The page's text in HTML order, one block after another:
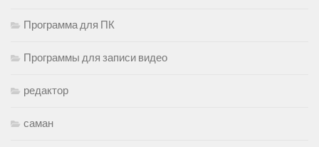
Программа для ПК
Программы для записи видео
редактор
саман